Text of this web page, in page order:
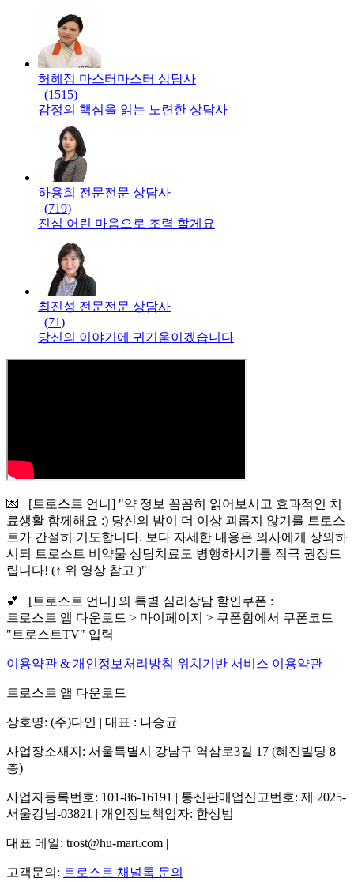
허혜정 마스터 마스터 상담사
(1515)
감정의 핵심을 읽는 노련한 상담사
하용희 전문전문 상담사
(719)
진심 어린 마음으로 조력 할게요
최진성 전문전문 상담사
(71)
당신의 이야기에 귀기울이겠습니다
💌 [트로스트 언니] "약 정보 꼼꼼히 읽어보시고 효과적인 치
료생활 함께해요 :) 당신의 밤이 더 이상 괴롭지 않기를 트로스
트가 간절히 기도합니다. 보다 자세한 내용은 의사에게 상의하
시되 트로스트 비약물 상담치료도 병행하시기를 적극 권장드
립니다! (↑ 위 영상 참고 )"
💕 [트로스트 언니] 의 특별 심리상담 할인쿠폰 :
트로스트 앱 다운로드 > 마이페이지 > 쿠폰함에서 쿠폰코드
"트로스트TV" 입력
이용약관 & 개인정보처리방침 위치기반 서비스 이용약관
트로스트 앱 다운로드
상호명: (주)다인 | 대표 : 나승균
사업장소재지: 서울특별시 강남구 역삼로3길 17 (혜진빌딩 8
층)
사업자등록번호: 101-86-16191 | 통신판매업신고번호: 제 2025-
서울강남-03821 | 개인정보책임자: 한상범
대표 메일: trost@hu-mart.com |
고객문의: 트로스트 채널톡 문의